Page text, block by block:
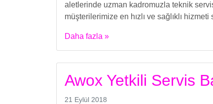
aletlerinde uzman kadromuzla teknik
müşterilerimize en hızlı ve sağlıklı
Daha fazla »
Awox Yetkili Servis
21 Eylül 2018